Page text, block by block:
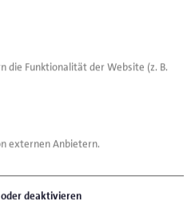
die Funktionalität der Website (z. B.
externen Anbietern.
deaktivieren